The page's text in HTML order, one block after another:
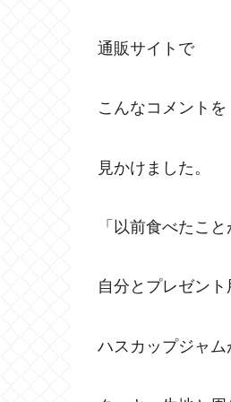
通販サイトで
こんなコメントを
見かけました。
「以前食べたこと
自分とプレゼント
ハスカップジャ